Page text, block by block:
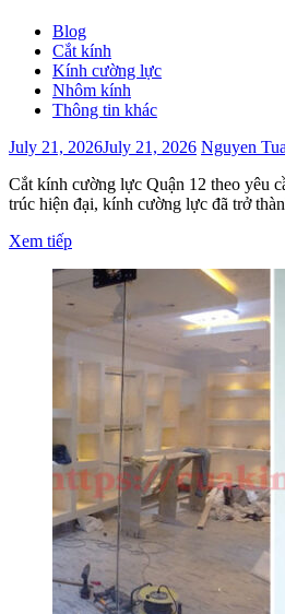
Blog
Cắt kính
Kính cường lực
Nhôm kính
Thông tin khác
July 21, 2026July 21, 2026 Nguyen
Cắt kính cường lực Quận 12 theo yêu
trúc hiện đại, kính cường lực đã trở
Xem tiếp